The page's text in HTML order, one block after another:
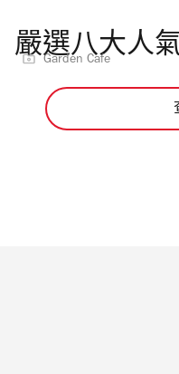
嚴選八大人
Garden Cafe